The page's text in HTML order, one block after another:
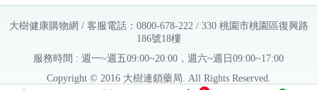
大樹健康購物網 / 客服電話：0800-678-222 / 330 桃園市桃園區復興路
186號18樓
服務時間 : 週一~週五09:00~20:00，週六~週日09:00~17:00
Copyright © 2016 大樹連鎖藥局. All Rights Reserved.